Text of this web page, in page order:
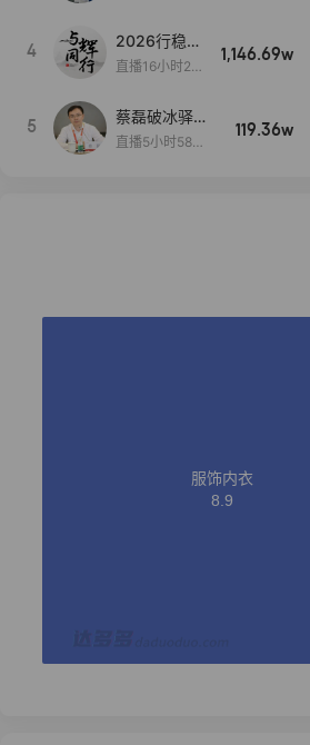
4
2026行稳致
远
直播16小时20
1,146.69w
5
蔡磊破冰驿站
直播间好物分
直播5小时58分
119.36w